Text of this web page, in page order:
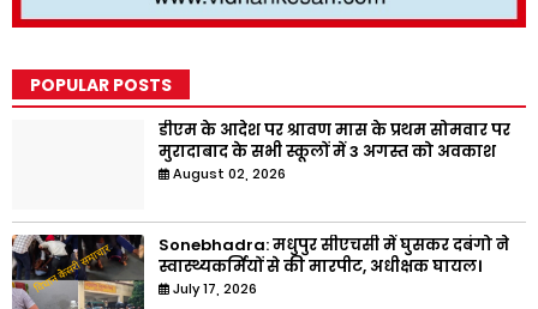
POPULAR POSTS
डीएम के आदेश पर श्रावण मास के प्रथम सोमवार पर
मुरादाबाद के सभी स्कूलों में 3 अगस्त को अवकाश
August 02, 2026
Sonebhadra: मधुपुर सीएचसी में घुसकर दबंगो ने
स्वास्थ्यकर्मियों से की मारपीट, अधीक्षक घायल।
July 17, 2026